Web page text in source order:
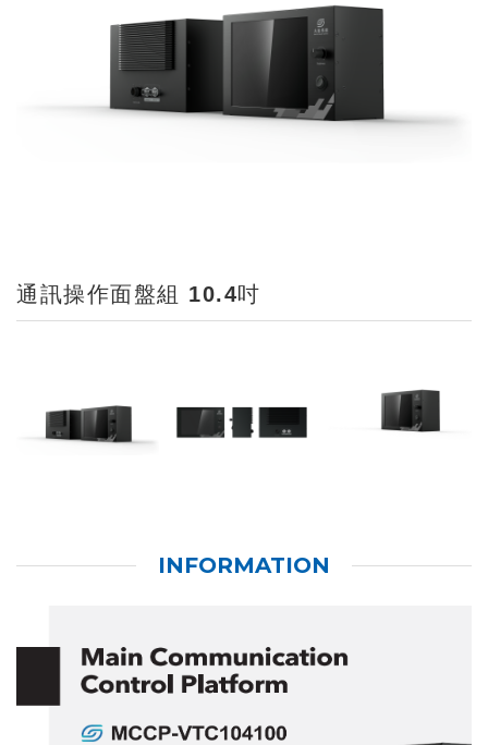
通訊操作面盤組 10.4吋
INFORMATION